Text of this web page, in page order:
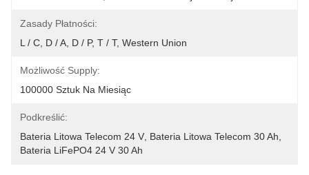
Zasady Płatności:
L / C, D / A, D / P, T / T, Western Union
Możliwość Supply:
100000 Sztuk Na Miesiąc
Podkreślić:
Bateria Litowa Telecom 24 V Bateria Litowa Telecom 30 Ah
Bateria LiFePO4 24 V 30 Ah